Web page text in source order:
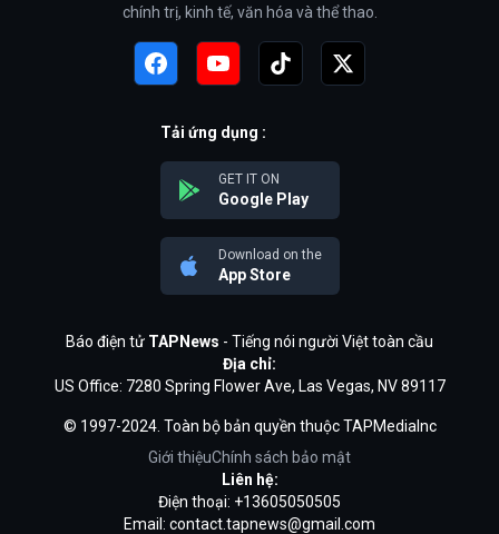
chính trị, kinh tế, văn hóa và thể thao.
Tải ứng dụng :
GET IT ON
Google Play
Download on the
App Store
Báo điện tử TAPNews - Tiếng nói người Việt toàn cầu
Địa chỉ:
US Office: 7280 Spring Flower Ave, Las Vegas, NV 89117
© 1997-2024. Toàn bộ bản quyền thuộc TAPMediaInc
Giới thiệuChính sách bảo mật
Liên hệ:
Điện thoại: +13605050505
Email: contact.tapnews@gmail.com